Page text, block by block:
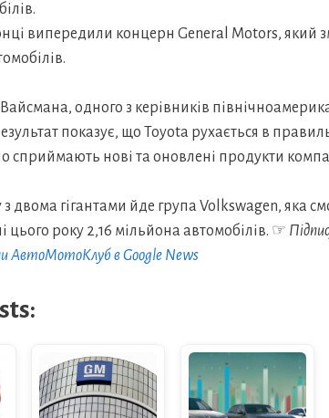
випередили концерн General Motors, який
одного з керівників
показує, що Toyota рухається в
сприймають нові та оновлені продукти
двома гігантами йде група Volkswagen, яка
цього року 2,16 мільйона автомобілів. ☞
АвтоМотоКлуб в Google News